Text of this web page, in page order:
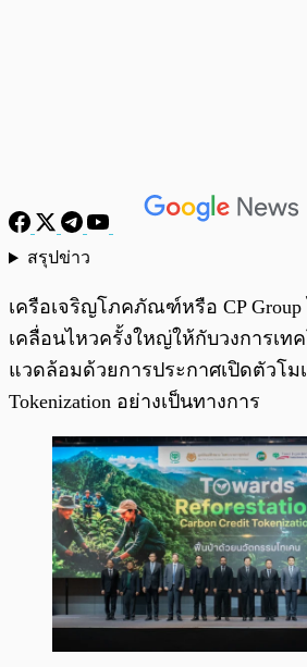
สรุปข่าว
เครือเจริญโภคภัณฑ์หรือ CP Group
เคลื่อนไหวครั้งใหญ่ให้กับวงการเท
แวดล้อมด้วยการประกาศเปิดตัวโมเ
Tokenization อย่างเป็นทางการ